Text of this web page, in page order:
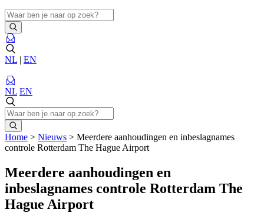
NL | EN
NL EN
Home > Nieuws > Meerdere aanhoudingen en inbeslagnames
controle Rotterdam The Hague Airport
Meerdere aanhoudingen en
inbeslagnames controle Rotterdam The
Hague Airport